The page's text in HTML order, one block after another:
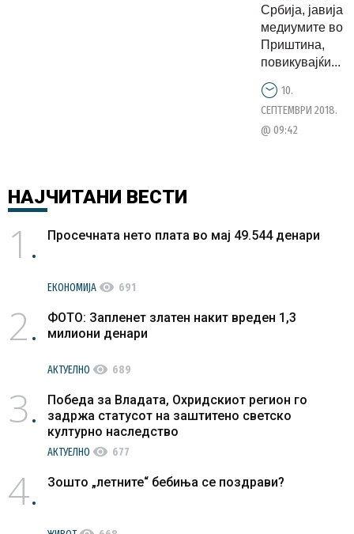
угледа на
Србија, јавија
медиумите во
Приштина,
повикувајќи...
10.
СЕПТЕМВРИ 2018.
@ 09:42
НАЈЧИТАНИ ВЕСТИ
1 Просечната нето плата во мај 49.544 денари
ЕКОНОМИЈА visibility 691
2
ФОТО: Запленет златен накит вреден 1,3
милиони денари
АКТУЕЛНО visibility 689
3
Победа за Владата, Охридскиот регион го
задржа статусот на заштитено светско
културно наследство
АКТУЕЛНО visibility 677
4 Зошто „летните“ бебиња се поздрави?